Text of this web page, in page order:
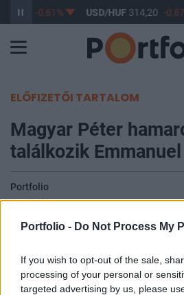
Portfolio - Do Not Process My
If you wish to opt-out of the sale,
processing of your personal or
targeted advertising by us, please
-0,61% USD/HUF314,20 -
ELŐFIZETŐI TARTALOM
Magyar Péter
találkozik
Portfolio
2026. június 03. 10:48
emlékművének
látogatását szerdán. Délután 1-
Emmanuel Macron francia elnökkel.